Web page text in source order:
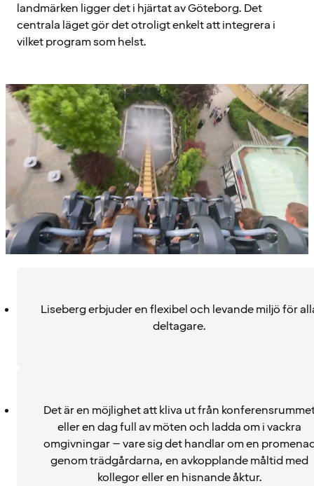
landmärken ligger det i hjärtat av Göteborg. Det
centrala läget gör det otroligt enkelt att integrera i
vilket program som helst.
Liseberg erbjuder en flexibel och levande miljö för
deltagare.
Det är en möjlighet att kliva ut från
eller en dag full av möten och ladda om i vackra
omgivningar – vare sig det handlar om en
genom trädgårdarna, en avkopplande måltid med
kollegor eller en hisnande åktur.